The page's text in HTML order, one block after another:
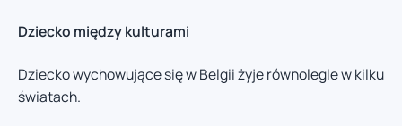
Dziecko między kulturami
Dziecko wychowujące się w Belgii żyje równolegle w kilku
światach.